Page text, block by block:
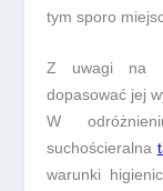
tym sporo
Z uwagi na
dopasować jej
W
suchościeralna
warunki